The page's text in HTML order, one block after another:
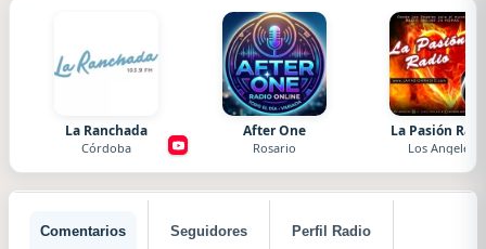
La Ranchada
Córdoba
After One
Rosario
La Pasión
Los Angeles
Comentarios Seguidores Perfil Radio